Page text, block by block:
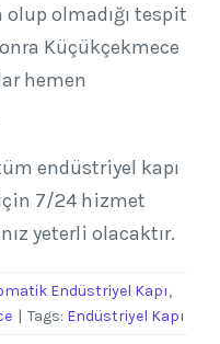
olmadığı tespit
Küçükçekmece
hemen
endüstriyel kapı
için 7/24 hizmet
yeterli olacaktır.
Endüstriyel Kapı,
| Tags: Endüstriyel Kapı